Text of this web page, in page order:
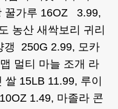
꿀가루 16OZ 3.99,
농산 새싹보리 귀리
250G 2.99, 모카
멀티 마늘 조개 라
15LB 11.99, 루이
1.49, 마졸라 콘